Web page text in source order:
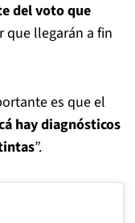
del voto que
que llegarán a fin
es que el
hay diagnósticos
”.